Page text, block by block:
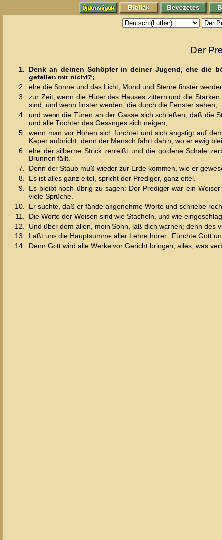
Der
1.
Denk an deinen Schöpfer in deiner Jugend, ehe die
gefallen mir nicht?;
2.
ehe die Sonne und das Licht, Mond und Sterne finster
3.
zur Zeit, wenn die Hüter des Hauses zittern und die
sind, und wenn finster werden, die durch die Fenster sehen,
4.
und wenn die Türen an der Gasse sich schließen, daß die
und alle Töchter des Gesanges sich neigen;
5.
wenn man vor Höhen sich fürchtet und sich ängstigt auf
Kaper aufbricht; denn der Mensch fährt dahin, wo er ewig
6.
ehe der silberne Strick zerreißt und die goldene Schale
Brunnen fällt.
7.
Denn der Staub muß wieder zur Erde kommen, wie er
8.
Es ist alles ganz eitel, spricht der Prediger, ganz eitel.
9.
Es bleibt noch übrig zu sagen: Der Prediger war ein
viele Sprüche.
10.
Er suchte, daß er fände angenehme Worte und schriebe
11.
Die Worte der Weisen sind wie Stacheln, und wie
12.
Und über dem allen, mein Sohn, laß dich warnen; denn des
13.
Laßt uns die Hauptsumme aller Lehre hören: Fürchte Gott
14.
Denn Gott wird alle Werke vor Gericht bringen, alles, was